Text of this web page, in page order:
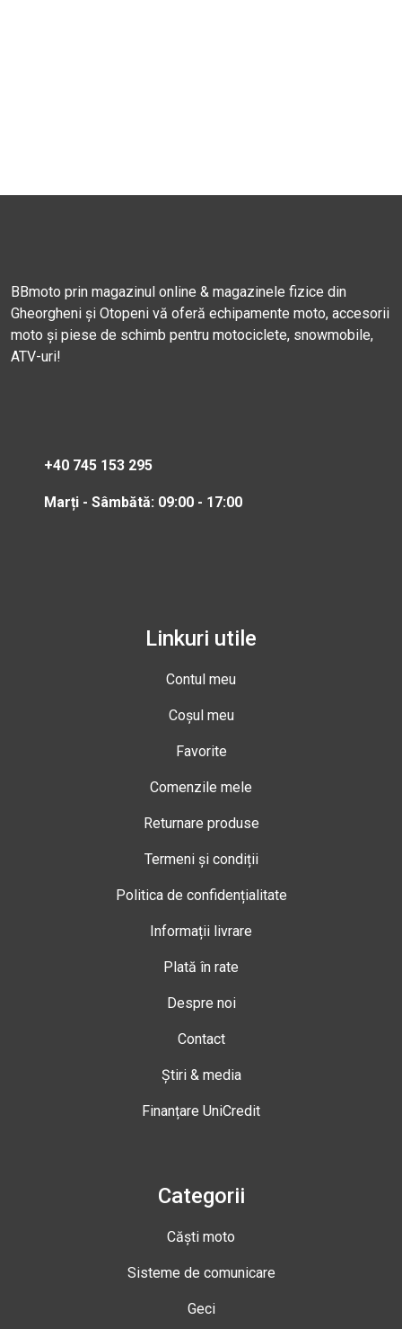
BBmoto prin magazinul online & magazinele fizice din
Gheorgheni și Otopeni vă oferă echipamente moto, accesorii
moto și piese de schimb pentru motociclete, snowmobile,
ATV-uri!
+40 745 153 295
Marți - Sâmbătă: 09:00 - 17:00
Linkuri utile
Contul meu
Coșul meu
Favorite
Comenzile mele
Returnare produse
Termeni și condiții
Politica de confidențialitate
Informații livrare
Plată în rate
Despre noi
Contact
Știri & media
Finanțare UniCredit
Categorii
Căști moto
Sisteme de comunicare
Geci